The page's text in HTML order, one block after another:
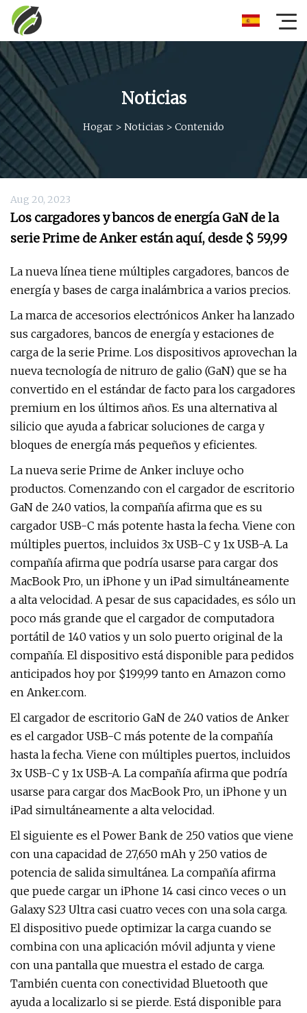
Noticias
Hogar > Noticias > Contenido
Aug 20, 2023
Los cargadores y bancos de energía GaN de la
serie Prime de Anker están aquí, desde $ 59,99
La nueva línea tiene múltiples cargadores, bancos de
energía y bases de carga inalámbrica a varios precios.
La marca de accesorios electrónicos Anker ha lanzado
sus cargadores, bancos de energía y estaciones de
carga de la serie Prime. Los dispositivos aprovechan la
nueva tecnología de nitruro de galio (GaN) que se ha
convertido en el estándar de facto para los cargadores
premium en los últimos años. Es una alternativa al
silicio que ayuda a fabricar soluciones de carga y
bloques de energía más pequeños y eficientes.
La nueva serie Prime de Anker incluye ocho
productos. Comenzando con el cargador de escritorio
GaN de 240 vatios, la compañía afirma que es su
cargador USB-C más potente hasta la fecha. Viene con
múltiples puertos, incluidos 3x USB-C y 1x USB-A. La
compañía afirma que podría usarse para cargar dos
MacBook Pro, un iPhone y un iPad simultáneamente
a alta velocidad. A pesar de sus capacidades, es sólo un
poco más grande que el cargador de computadora
portátil de 140 vatios y un solo puerto original de la
compañía. El dispositivo está disponible para pedidos
anticipados hoy por $199,99 tanto en Amazon como
en Anker.com.
El cargador de escritorio GaN de 240 vatios de Anker
es el cargador USB-C más potente de la compañía
hasta la fecha. Viene con múltiples puertos, incluidos
3x USB-C y 1x USB-A. La compañía afirma que podría
usarse para cargar dos MacBook Pro, un iPhone y un
iPad simultáneamente a alta velocidad.
El siguiente es el Power Bank de 250 vatios que viene
con una capacidad de 27,650 mAh y 250 vatios de
potencia de salida simultánea. La compañía afirma
que puede cargar un iPhone 14 casi cinco veces o un
Galaxy S23 Ultra casi cuatro veces con una sola carga.
El dispositivo puede optimizar la carga cuando se
combina con una aplicación móvil adjunta y viene
con una pantalla que muestra el estado de carga.
También cuenta con conectividad Bluetooth que
ayuda a localizarlo si se pierde. Está disponible para